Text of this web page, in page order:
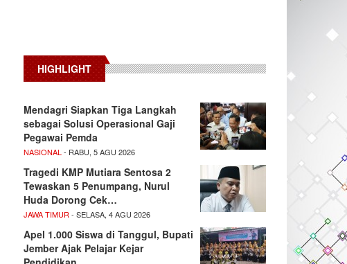
HIGHLIGHT
Mendagri Siapkan Tiga Langkah
sebagai Solusi Operasional Gaji
Pegawai Pemda
NASIONAL - RABU, 5 AGU 2026
Tragedi KMP Mutiara Sentosa 2
Tewaskan 5 Penumpang, Nurul
Huda Dorong Cek…
JAWA TIMUR - SELASA, 4 AGU 2026
Apel 1.000 Siswa di Tanggul, Bupati
Jember Ajak Pelajar Kejar